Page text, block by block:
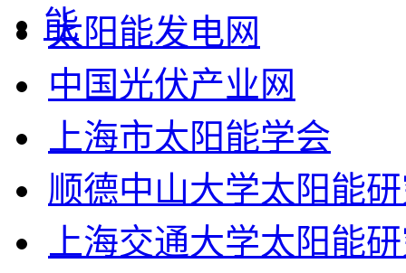
太阳能发电网
中国光伏产业网
上海市太阳能学会
顺德中山大学太阳能
上海交通大学太阳能